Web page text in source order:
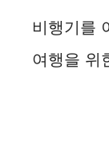
비행기를
여행을 위